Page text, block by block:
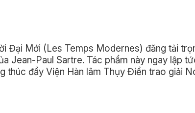
Đại Mới (Les Temps Modernes) đăng tải
Jean-Paul Sartre. Tác phẩm này ngay lập
thúc đẩy Viện Hàn lâm Thụy Điển trao giải